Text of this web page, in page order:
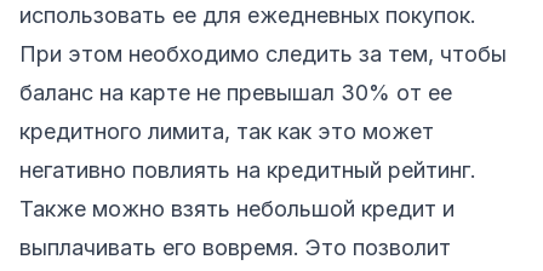
использовать ее для ежедневных покупок.
При этом необходимо следить за тем, чтобы
баланс на карте не превышал 30% от ее
кредитного лимита, так как это может
негативно повлиять на кредитный рейтинг.
Также можно взять небольшой кредит и
выплачивать его вовремя. Это позволит